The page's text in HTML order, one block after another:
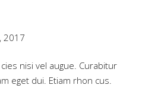
2017
nisi vel augue. Curabitur
eget dui. Etiam rhon cus.